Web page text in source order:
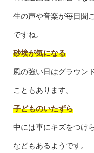
生の声や音楽が毎日聞
ですね。
砂埃が気になる
風の強い日はグラウン
こともあります。
子どものいたずら
中には車にキズをつけ
などもあるようです。